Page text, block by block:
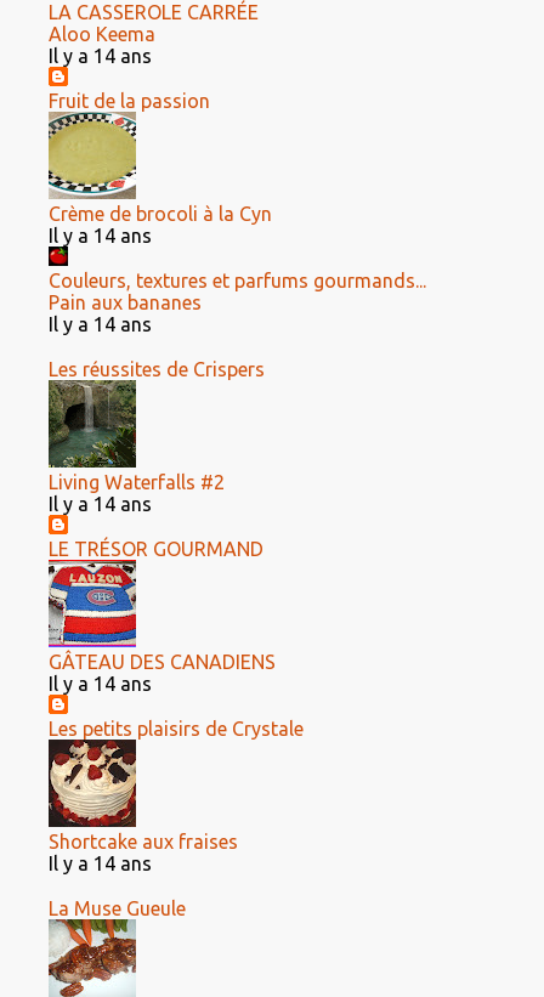
LA CASSEROLE CARRÉE
Aloo Keema
Il y a 14 ans
Fruit de la passion
Crème de brocoli à la Cyn
Il y a 14 ans
Couleurs, textures et parfums gourmands...
Pain aux bananes
Il y a 14 ans
Les réussites de Crispers
Living Waterfalls #2
Il y a 14 ans
LE TRÉSOR GOURMAND
GÂTEAU DES CANADIENS
Il y a 14 ans
Les petits plaisirs de Crystale
Shortcake aux fraises
Il y a 14 ans
La Muse Gueule